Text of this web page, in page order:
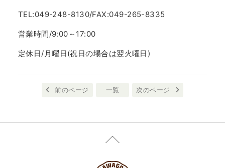
TEL:049-248-8130/FAX:049-265-8335
営業時間/9:00～17:00
定休日/月曜日(祝日の場合は翌火曜日)
前のページ 一覧 次のページ